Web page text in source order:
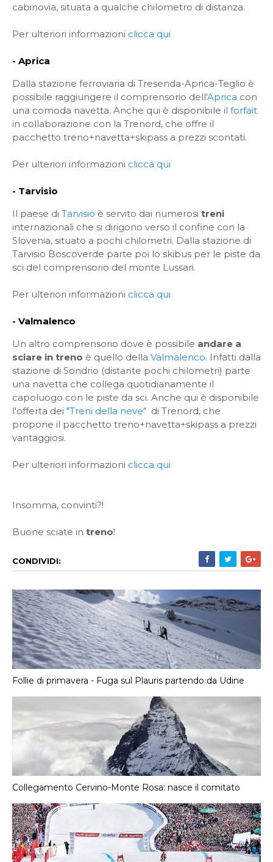
cabinovia, situata a qualche chilometro di distanza.
Per ulteriori informazioni clicca qui
- Aprica
Dalla stazione ferroviaria di Tresenda-Aprica-Teglio è
possibile raggiungere il comprensorio dell'Aprica con
una comoda navetta. Anche qui è disponibile il forfait
in collaborazione con la Trenord, che offre il
pacchetto treno+navetta+skipass a prezzi scontati.
Per ulteriori informazioni clicca qui
- Tarvisio
Il paese di Tarvisio è servito dai numerosi treni
internazionali che si dirigono verso il confine con la
Slovenia, situato a pochi chilometri. Dalla stazione di
Tarvisio Boscoverde parte poi lo skibus per le piste da
sci del comprensorio del monte Lussari.
Per ulteriori informazioni clicca qui
- Valmalenco
Un altro comprensorio dove è possibile andare a
sciare in treno è quello della Valmalenco. Infatti dalla
stazione di Sondrio (distante pochi chilometri) parte
una navetta che collega quotidianamente il
capoluogo con le piste da sci. Anche qui è disponibile
l'offerta dei "Treni della neve" di Trenord, che
propone il pacchetto treno+navetta+skipass a prezzi
vantaggiosi.
Per ulteriori informazioni clicca qui
Insomma, convinti?!
Buone sciate in treno!
CONDIVIDI:
Follie di primavera - Fuga sul Plauris partendo da Udine
Collegamento Cervino-Monte Rosa: nasce il comitato